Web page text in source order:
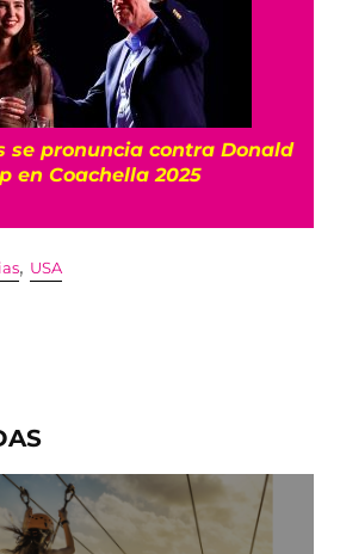
se pronuncia contra Donald
en Coachella 2025
, USA